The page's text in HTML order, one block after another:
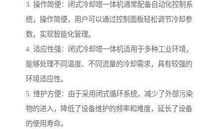
3. 操作简便：闭式冷却塔一体机通常配备自动化控制系
统，操作简便，用户可以通过控制面板轻松调节冷却参
数，实现智能化管理。
4. 适应性强：闭式冷却塔一体机适用于多种工业环境，
能够处理不同温度、不同流量的冷却需求，具有较强的
环境适应性。
5. 维护方便：由于采用闭式循环系统，减少了外部污染
物的进入，降低了设备维护的频率和难度，延长了设备
的使用寿命。